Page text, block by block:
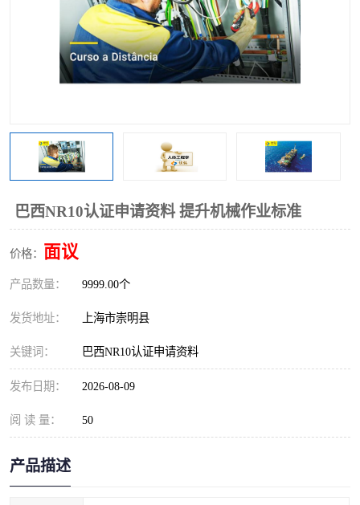
巴西NR10认证申请资料 提升机械作业标准
价格： 面议
产品数量： 9999.00个
发货地址： 上海市崇明县
关键词： 巴西NR10认证申请资料
发布日期： 2026-08-09
阅 读 量： 50
产品描述